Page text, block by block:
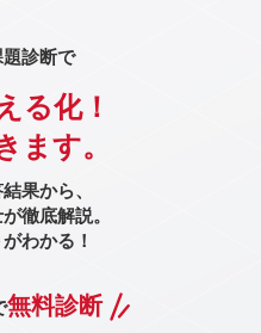
診断で
る化！
ます。
果から、
徹底解説。
わかる！
無料診断